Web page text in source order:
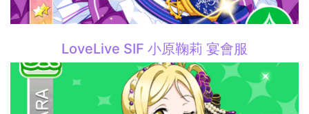
LoveLive SIF 小原鞠莉 宴會服